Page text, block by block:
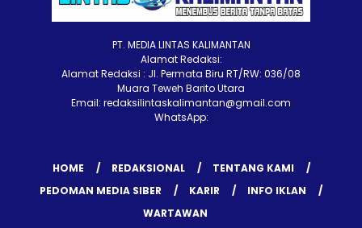
PT. MEDIA LINTAS KALIMANTAN
Alamat Redaksi:
Alamat Redaksi : Jl. Permata Biru RT/RW: 036/08
Muara Teweh Barito Utara
Email: redaksilintaskalimantan@gmail.com
WhatsApp:
HOME REDAKSIONAL
TENTANG KAMI
PEDOMAN MEDIA SIBER
KARIR
INFO IKLAN
WARTAWAN